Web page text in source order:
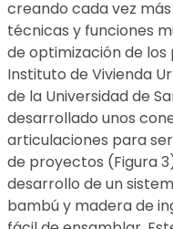
creando cada vez
técnicas y funciones
de optimización de
Instituto de Vivienda
de la Universidad de
desarrollado unos
articulaciones para
de proyectos (Figura
desarrollo de un
bambú y madera de